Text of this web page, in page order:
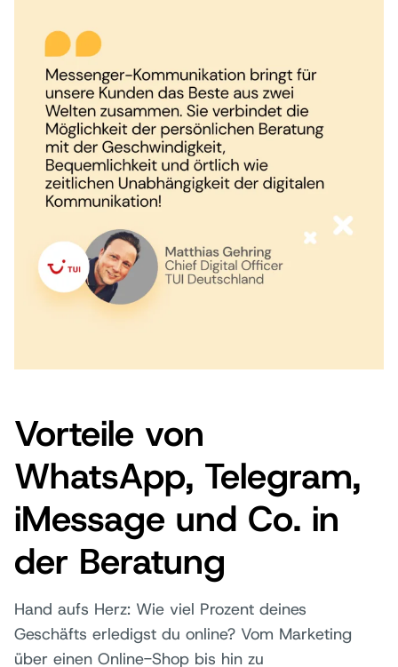
Vorteile von
WhatsApp, Telegram,
iMessage und Co. in
der Beratung
Hand aufs Herz: Wie viel Prozent deines
Geschäfts erledigst du online? Vom Marketing
über einen Online-Shop bis hin zu